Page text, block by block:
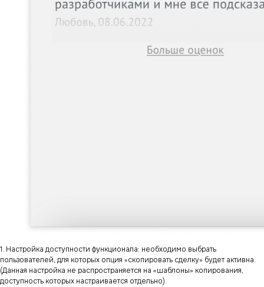
1. Настройка доступности функционала: необходимо выбрать
пользователей, для которых опция «скопировать сделку» будет активна.
(Данная настройка не распространяется на «шаблоны» копирования,
доступность которых настраивается отдельно).